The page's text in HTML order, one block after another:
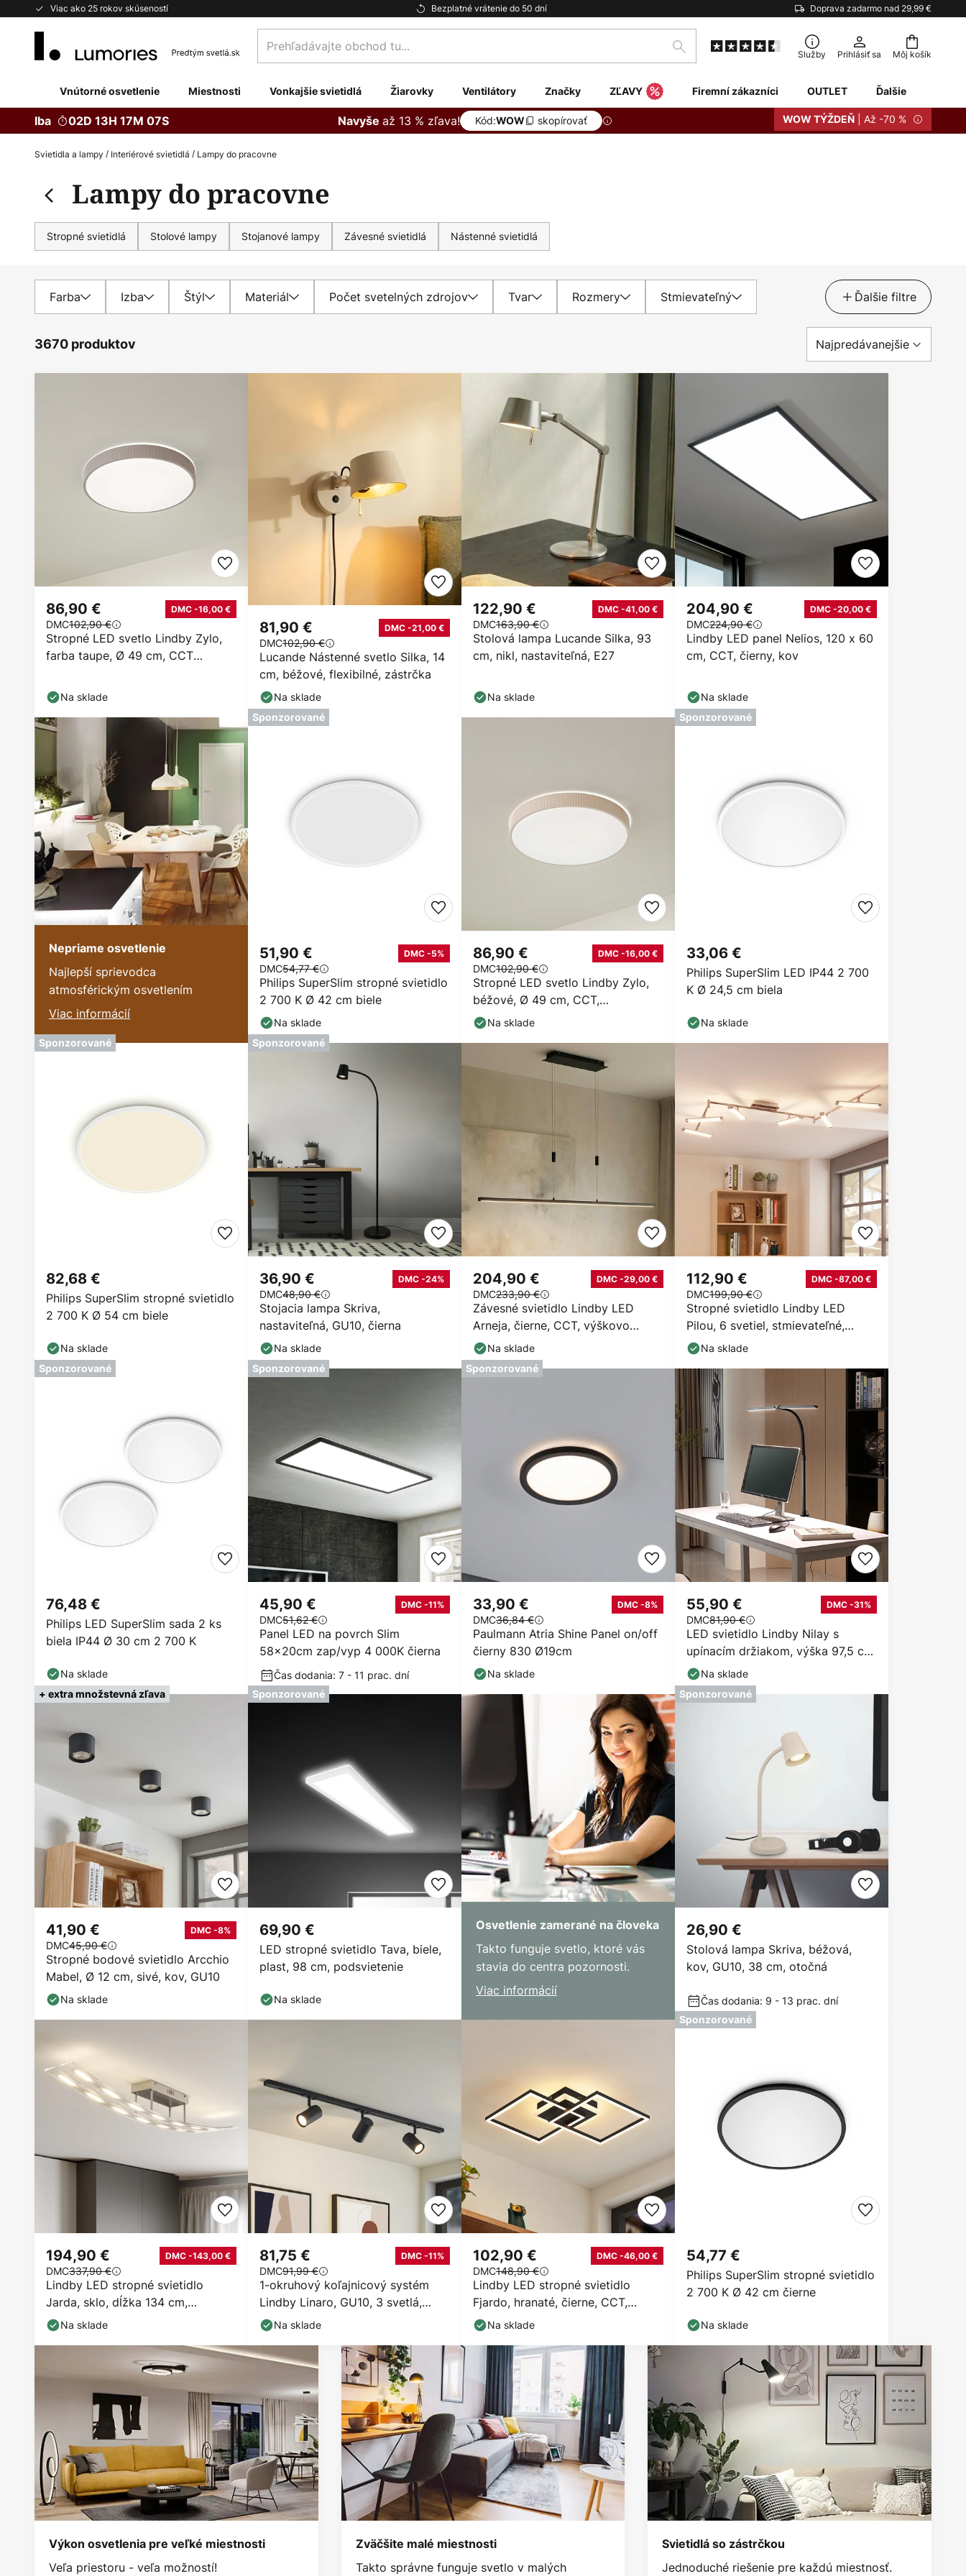
Viac ako 25 rokov skúseností Bezplatné vrátenie do 50 dní Doprava zadarmo nad 29,99 €
Skip
Môj košík
Prehľadávajte
obchod
Hľadať Služby Prihlásiť sa
Vnútorné osvetlenie Miestnosti Vonkajšie svietidlá Žiarovky Ventilátory Značky ZĽAVY Firemní zákazníci OUTLET Ďalšie
Iba 02D 13H 17M 05S Navyše až 13 % zľava! Kód:WOW skopírovať WOW TÝŽDEŇ | Až -70 %
Svietidla a lampy Interiérové svietidlá Lampy do pracovne
Lampy do pracovne
Stropné svietidlá Stolové lampy Stojanové lampy Závesné svietidlá Nástenné svietidlá
Farba Izba Štýl Materiál Počet svetelných zdrojov Tvar Rozmery Stmievateľný Ďalšie filtre
3670 produktov
Stropné LED svetlo Lindby Zylo,
farba taupe, Ø 49 cm, CCT
86,90 € DMC -16,00 €
DMC102,90 €
Na sklade
Lucande Nástenné svetlo Silka, 14
cm, béžové, flexibilné, zástrčka
81,90 € DMC -21,00 €
DMC102,90 €
Na sklade
Stolová lampa Lucande Silka, 93
cm, nikl, nastaviteľná, E27
122,90 € DMC -41,00 €
DMC163,90 €
Na sklade
Lindby LED panel Nelios, 120 x 60
cm, CCT, čierny, kov
204,90 € DMC -20,00 €
DMC224,90 €
Na sklade
Nepriame osvetlenie
Najlepší sprievodca
atmosférickým osvetlením
Viac informácií
Sponzorované
Philips SuperSlim stropné svietidlo
2 700 K Ø 42 cm biele
51,90 € DMC -5%
DMC54,77 €
Na sklade
Stropné LED svetlo Lindby Zylo,
béžové, Ø 49 cm, CCT,
stmievateľné
86,90 € DMC -16,00 €
DMC102,90 €
Na sklade
Sponzorované
Philips SuperSlim LED IP44 2 700
K Ø 24,5 cm biela
33,06 €
Na sklade
Sponzorované
Philips SuperSlim stropné svietidlo
2 700 K Ø 54 cm biele
82,68 €
Na sklade
Sponzorované
Stojacia lampa Skriva,
nastaviteľná, GU10, čierna
36,90 € DMC -24%
DMC48,90 €
Na sklade
Závesné svietidlo Lindby LED
Arneja, čierne, CCT, výškovo
nastaviteľné
204,90 € DMC -29,00 €
DMC233,90 €
Na sklade
Stropné svietidlo Lindby LED
Pilou, 6 svetiel, stmievateľné,
chróm
112,90 € DMC -87,00 €
DMC199,90 €
Na sklade
Sponzorované
Philips LED SuperSlim sada 2 ks
biela IP44 Ø 30 cm 2 700 K
76,48 €
Na sklade
Sponzorované
Panel LED na povrch Slim
58x20cm zap/vyp 4 000K čierna
45,90 € DMC -11%
DMC51,62 €
Čas dodania: 7 - 11 prac. dní
Sponzorované
Paulmann Atria Shine Panel on/off
čierny 830 Ø19cm
33,90 € DMC -8%
DMC36,84 €
Na sklade
LED svietidlo Lindby Nilay s
upínacím držiakom, výška 97,5 cm,
CCT, domáca
55,90 € DMC -31%
DMC81,90 €
Na sklade
+ extra množstevná zľava
Stropné bodové svietidlo Arcchio
Mabel, Ø 12 cm, sivé, kov, GU10
41,90 € DMC -8%
DMC45,90 €
Na sklade
Sponzorované
LED stropné svietidlo Tava, biele,
plast, 98 cm, podsvietenie
69,90 €
Na sklade
Osvetlenie zamerané na človeka
Takto funguje svetlo, ktoré vás
stavia do centra pozornosti.
Viac informácií
Sponzorované
Stolová lampa Skriva, béžová,
kov, GU10, 38 cm, otočná
26,90 €
Čas dodania: 9 - 13 prac. dní
Lindby LED stropné svietidlo
Jarda, sklo, dĺžka 134 cm,
stmievateľné
194,90 € DMC -143,00 €
DMC337,90 €
Na sklade
1-okruhový koľajnicový systém
Lindby Linaro, GU10, 3 svetlá,
čierny
81,75 € DMC -11%
DMC91,99 €
Na sklade
Lindby LED stropné svietidlo
Fjardo, hranaté, čierne, CCT,
diaľkové ovládanie
102,90 € DMC -46,00 €
DMC148,90 €
Na sklade
Sponzorované
Philips SuperSlim stropné svietidlo
2 700 K Ø 42 cm čierne
54,77 €
Na sklade
Výkon osvetlenia pre veľké miestnosti
Veľa priestoru - veľa možností!
Zväčšite malé miestnosti
Takto správne funguje svetlo v malých
Svietidlá so zástrčkou
Jednoduché riešenie pre každú miestnosť.